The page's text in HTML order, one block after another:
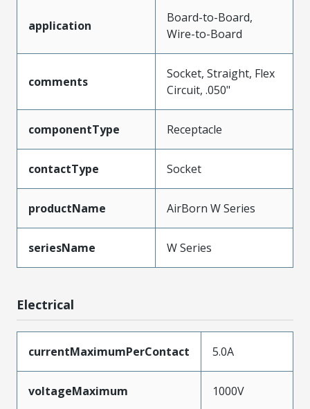
application
Board-to-Board,
Wire-to-Board
comments
Socket, Straight, Flex
Circuit, .050"
componentType Receptacle
contactType Socket
productName AirBorn W Series
seriesName W Series
Electrical
currentMaximumPerContact 5.0A
voltageMaximum 1000V